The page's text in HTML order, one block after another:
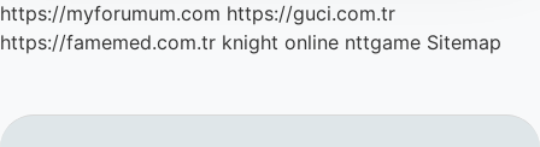
https://myforumum.com https://guci.com.tr
https://famemed.com.tr knight online nttgame Sitemap